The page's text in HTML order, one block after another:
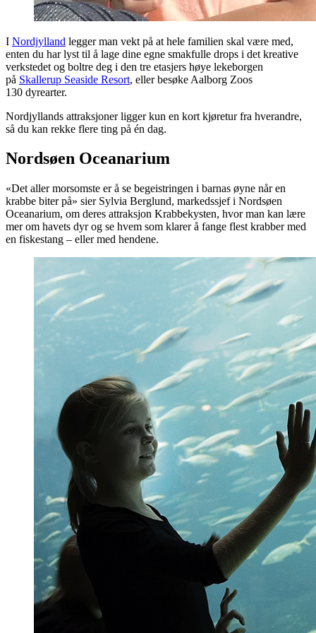
I Nordjylland legger man vekt på at hele familien skal være med,
enten du har lyst til å lage dine egne smakfulle drops i det kreative
verkstedet og boltre deg i den tre etasjers høye lekeborgen
på Skallerup Seaside Resort, eller besøke Aalborg Zoos
130 dyrearter.
Nordjyllands attraksjoner ligger kun en kort kjøretur fra hverandre,
så du kan rekke flere ting på én dag.
Nordsøen Oceanarium
«Det aller morsomste er å se begeistringen i barnas øyne når en
krabbe biter på» sier Sylvia Berglund, markedssjef i Nordsøen
Oceanarium, om deres attraksjon Krabbekysten, hvor man kan lære
mer om havets dyr og se hvem som klarer å fange flest krabber med
en fiskestang – eller med hendene.